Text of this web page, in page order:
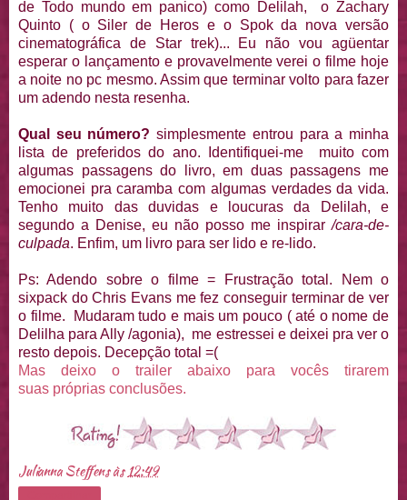
de Todo mundo em panico) como Delilah, o Zachary
Quinto ( o Siler de Heros e o Spok da nova versão
cinematográfica de Star trek)... Eu não vou agüentar
esperar o lançamento e provavelmente verei o filme hoje
a noite no pc mesmo. Assim que terminar volto para fazer
um adendo nesta resenha.
Qual seu número? simplesmente entrou para a minha
lista de preferidos do ano. Identifiquei-me muito com
algumas passagens do livro, em duas passagens me
emocionei pra caramba com algumas verdades da vida.
Tenho muito das duvidas e loucuras da Delilah, e
segundo a Denise, eu não posso me inspirar/cara-de-
culpada. Enfim, um livro para ser lido e re-lido.
Ps: Adendo sobre o filme = Frustração total. Nem o
sixpack do Chris Evans me fez conseguir terminar de ver
o filme. Mudaram tudo e mais um pouco ( até o nome de
Delilha para Ally /agonia), me estressei e deixei pra ver o
resto depois. Decepção total =(
Mas deixo o trailer abaixo para vocês tirarem
suas próprias conclusões.
Julianna Steffensàs12:49